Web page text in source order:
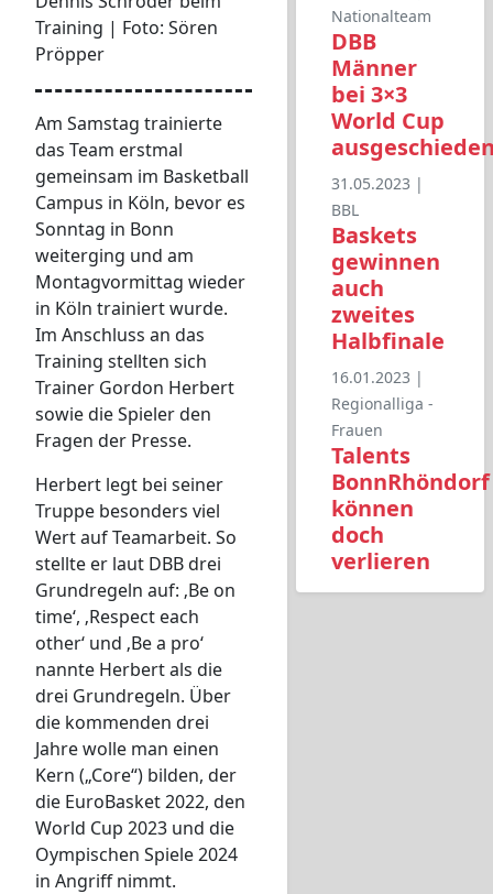
Training | Foto: Sören
Pröpper
Am Samstag trainierte
das Team erstmal
gemeinsam im Basketball
Campus in Köln, bevor es
Sonntag in Bonn
weiterging und am
Montagvormittag wieder
in Köln trainiert wurde.
Im Anschluss an das
Training stellten sich
Trainer Gordon Herbert
sowie die Spieler den
Fragen der Presse.
Herbert legt bei seiner
Truppe besonders viel
Wert auf Teamarbeit. So
stellte er laut DBB drei
Grundregeln auf: ‚Be on
time‘, ‚Respect each
other‘ und ‚Be a pro‘
nannte Herbert als die
drei Grundregeln. Über
die kommenden drei
Jahre wolle man einen
Kern („Core“) bilden, der
die EuroBasket 2022, den
World Cup 2023 und die
Oympischen Spiele 2024
in Angriff nimmt.
Nationalteam
DBB
Männer
bei 3×3
World Cup
31.05.2023 |
BBL
Baskets
gewinnen
auch
zweites
Halbfinale
16.01.2023 |
Regionalliga -
Frauen
Talents
BonnRhöndorf
können
doch
verlieren